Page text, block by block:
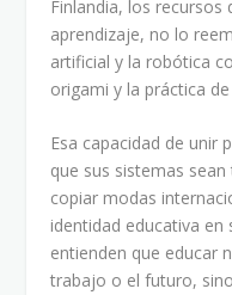
Finlandia, los recursos
aprendizaje, no lo
artificial y la robótica
origami y la práctica
Esa capacidad de unir
que sus sistemas
copiar modas
identidad educativa en
entienden que educar
trabajo o el futuro,